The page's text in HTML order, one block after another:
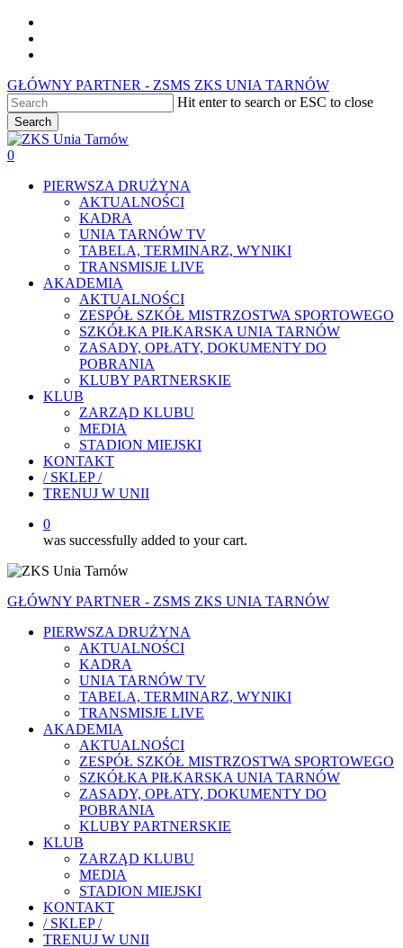
Skip
main
GŁÓWNY PARTNER - ZSMS ZKS UNIA TARNÓW
Hit enter to search or ESC to close
Search
Close
Search
0
PIERWSZA DRUŻYNA
AKTUALNOŚCI
KADRA
UNIA TARNÓW TV
TABELA, TERMINARZ, WYNIKI
TRANSMISJE LIVE
AKADEMIA
AKTUALNOŚCI
ZESPÓŁ SZKÓŁ MISTRZOSTWA SPORTOWEGO
SZKÓŁKA PIŁKARSKA UNIA TARNÓW
ZASADY, OPŁATY, DOKUMENTY DO
POBRANIA
KLUBY PARTNERSKIE
KLUB
ZARZĄD KLUBU
MEDIA
STADION MIEJSKI
KONTAKT
/ SKLEP /
TRENUJ W UNII
0
was successfully added to your cart.
GŁÓWNY PARTNER - ZSMS ZKS UNIA TARNÓW
PIERWSZA DRUŻYNA
AKTUALNOŚCI
KADRA
UNIA TARNÓW TV
TABELA, TERMINARZ, WYNIKI
TRANSMISJE LIVE
AKADEMIA
AKTUALNOŚCI
ZESPÓŁ SZKÓŁ MISTRZOSTWA SPORTOWEGO
SZKÓŁKA PIŁKARSKA UNIA TARNÓW
ZASADY, OPŁATY, DOKUMENTY DO
POBRANIA
KLUBY PARTNERSKIE
KLUB
ZARZĄD KLUBU
MEDIA
STADION MIEJSKI
KONTAKT
/ SKLEP /
TRENUJ W UNII